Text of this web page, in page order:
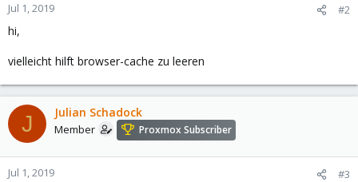
Jul 1, 2019 #2
hi,
vielleicht hilft browser-cache zu leeren
J Julian Schadock
Member Proxmox Subscriber
Jul 1, 2019 #3